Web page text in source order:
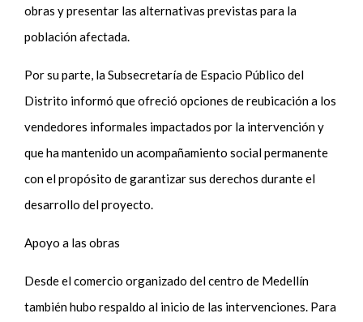
obras y presentar las alternativas previstas para la
población afectada.
Por su parte, la Subsecretaría de Espacio Público del
Distrito informó que ofreció opciones de reubicación a los
vendedores informales impactados por la intervención y
que ha mantenido un acompañamiento social permanente
con el propósito de garantizar sus derechos durante el
desarrollo del proyecto.
Apoyo a las obras
Desde el comercio organizado del centro de Medellín
también hubo respaldo al inicio de las intervenciones. Para